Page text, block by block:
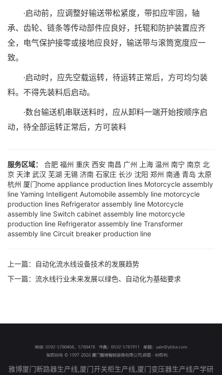
·启动前，应调整好输送带松紧度，带扣应牢固，轴
承、齿轮、链条等传动部件应良好，托辊和防护装置应齐
全，电气保护接零或接地应良好，输送带与滚筒宽度应一
致。
·启动时，应先空载运转，待运转正常后，方可均匀装
料。不得先装料后启动。
·数台输送机串联送料时，应从卸料一端开始按顺序启
动，待全部运转正常后，方可装料
服务区域： 合肥 福州 重庆 西安 南昌 广州 上海 温州 南宁 南京 北
京 天津 武汉 芜湖 无锡 济南 石家庄 长沙 沈阳 郑州 南通 青岛 太原
杭州 厦门home appliance production lines Motorcycle assembly
line Yaming Intelligent Automobile assembly line motorcycle
production lines Refrigerator assembly line Motorcycle
assembly line Switch cabinet assembly line motorcycle
production line Refrigerator assembly line Transformer
assembly line Circuit breaker production line
上一篇：
自动化流水线设备技术的发展趋势
下一篇： 流水线行业未来发展以绿色、自动化为基础要求
雅博厦门断路器生产线,厦门开关柜生产线,厦门变压器生产线产学研